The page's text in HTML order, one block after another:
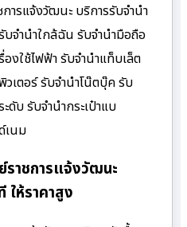
รแจ้งวัฒนะ บริการรับจำนำ
จํานําใกล้ฉัน รับจำนำมือถือ
งใช้ไฟฟ้า รับจำนำแท็บเล็ต
เตอร์ รับจำนำโน๊ตบุ๊ค รับ
ดับ รับจำนำกระเป๋าแบ
เนม
ราชการแจ้งวัฒนะ
ให้ราคาสูง